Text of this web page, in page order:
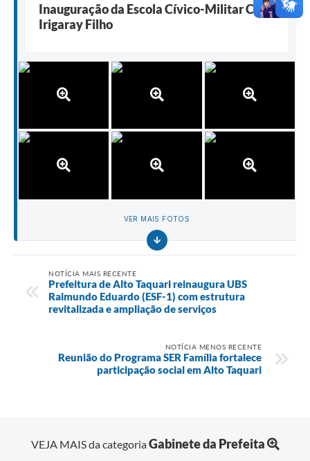
Inauguração da Escola Cívico-Militar Carlos
Irigaray Filho
VER MAIS FOTOS
NOTÍCIA MAIS RECENTE
Prefeitura de Alto Taquari reinaugura UBS
Raimundo Eduardo (ESF-1) com estrutura
revitalizada e ampliação de serviços
NOTÍCIA MENOS RECENTE
Reunião do Programa SER Família fortalece
participação social em Alto Taquari
VEJA MAIS da categoriaGabinete da Prefeita